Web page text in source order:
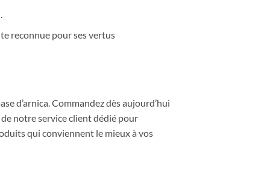
reconnue pour ses vertus
d’arnica. Commandez dès aujourd’hui
notre service client dédié pour
qui conviennent le mieux à vos